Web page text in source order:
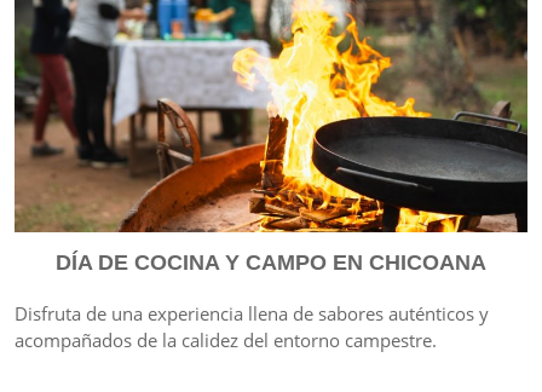
DÍA DE COCINA Y CAMPO EN CHICOANA
Disfruta de una experiencia llena de sabores auténticos y
acompañados de la calidez del entorno campestre.